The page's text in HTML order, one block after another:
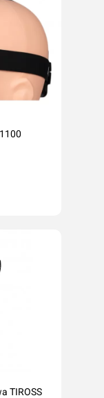
TIROSS